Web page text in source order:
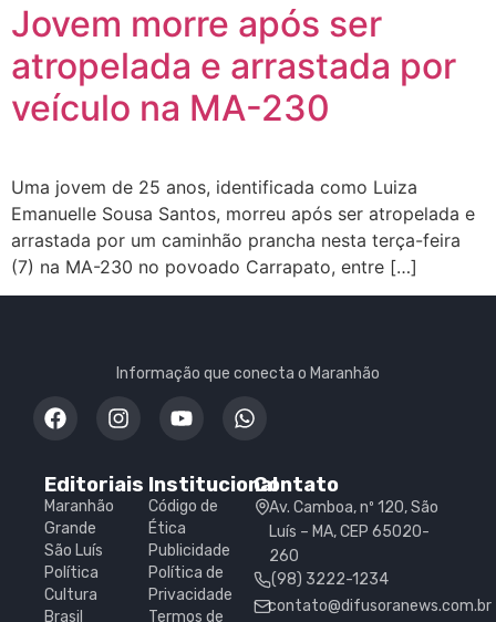
Jovem morre após ser
atropelada e arrastada por
veículo na MA-230
Uma jovem de 25 anos, identificada como Luiza
Emanuelle Sousa Santos, morreu após ser atropelada e
arrastada por um caminhão prancha nesta terça-feira
(7) na MA-230 no povoado Carrapato, entre […]
Informação que conecta o Maranhão
Editoriais
Maranhão
Grande
São Luís
Política
Cultura
Brasil
Institucional
Código de
Ética
Publicidade
Política de
Privacidade
Termos de
Contato
Av. Camboa, nº 120, São
Luís – MA, CEP 65020-
260
(98) 3222-1234
contato@difusoranews.com.br